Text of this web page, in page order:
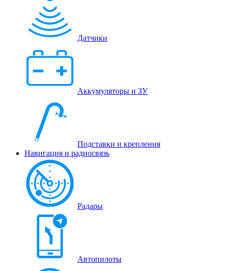
Датчики
Аккумуляторы и ЗУ
Подставки и крепления
Навигация и радиосвязь
Радары
Автопилоты